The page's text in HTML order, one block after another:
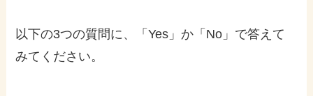
以下の3つの質問に、「Yes」か「No」で答えて
みてください。